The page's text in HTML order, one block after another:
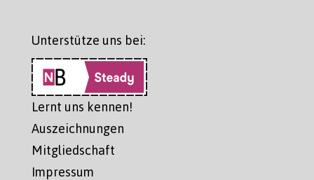
Unterstütze uns bei:
Lernt uns kennen!
Auszeichnungen
Mitgliedschaft
Impressum